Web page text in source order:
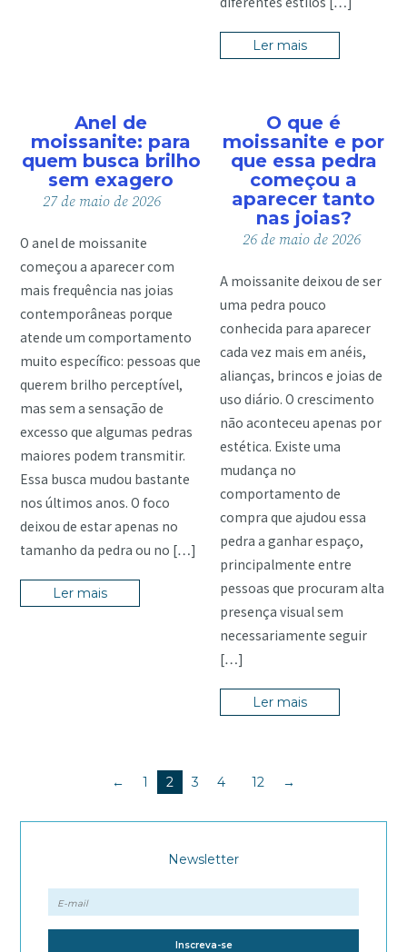
Ler mais
Anel de
moissanite: para
quem busca brilho
sem exagero
27de maiode2026
O anel de moissanite
começou a aparecer com
mais frequência nas joias
contemporâneas porque
atende um comportamento
muito específico: pessoas que
querem brilho perceptível,
mas sem a sensação de
excesso que algumas pedras
maiores podem transmitir.
Essa busca mudou bastante
nos últimos anos. O foco
deixou de estar apenas no
tamanho da pedra ou no […]
Ler mais
O que é
moissanite e por
que essa pedra
começou a
aparecer tanto
nas joias?
26de maiode2026
A moissanite deixou de ser
uma pedra pouco
conhecida para aparecer
cada vez mais em anéis,
alianças, brincos e joias de
uso diário. O crescimento
não aconteceu apenas por
estética. Existe uma
mudança no
comportamento de
compra que ajudou essa
pedra a ganhar espaço,
principalmente entre
pessoas que procuram alta
presença visual sem
necessariamente seguir
[…]
Ler mais
← 1 2 3 4 12 →
Newsletter